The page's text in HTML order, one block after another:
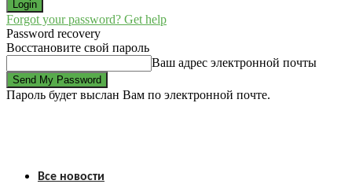
Forgot your password? Get help
Password recovery
Восстановите свой пароль
Ваш адрес электронной почты
Пароль будет выслан Вам по электронной почте.
Все новости